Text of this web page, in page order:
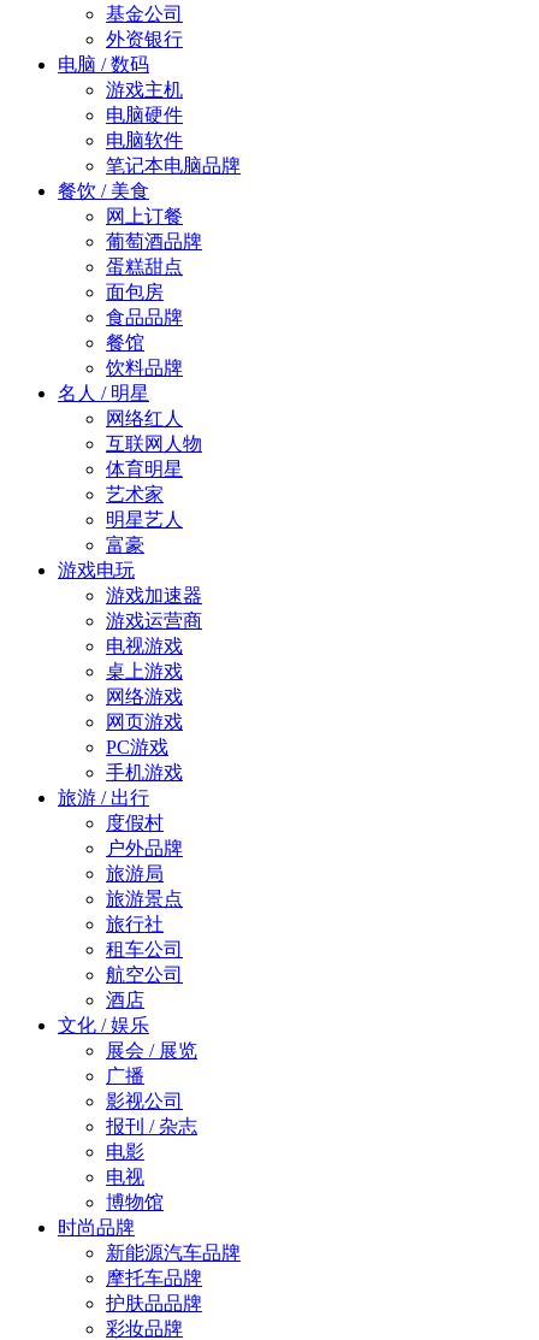
基金公司
外资银行
电脑 / 数码
游戏主机
电脑硬件
电脑软件
笔记本电脑品牌
餐饮 / 美食
网上订餐
葡萄酒品牌
蛋糕甜点
面包房
食品品牌
餐馆
饮料品牌
名人 / 明星
网络红人
互联网人物
体育明星
艺术家
明星艺人
富豪
游戏电玩
游戏加速器
游戏运营商
电视游戏
桌上游戏
网络游戏
网页游戏
PC游戏
手机游戏
旅游 / 出行
度假村
户外品牌
旅游局
旅游景点
旅行社
租车公司
航空公司
酒店
文化 / 娱乐
展会 / 展览
广播
影视公司
报刊 / 杂志
电影
电视
博物馆
时尚品牌
新能源汽车品牌
摩托车品牌
护肤品品牌
彩妆品牌